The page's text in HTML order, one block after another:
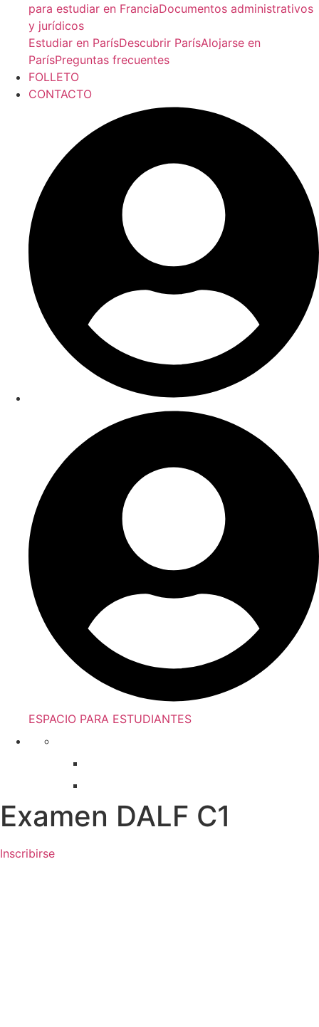
para estudiar en FranciaDocumentos administrativos
y jurídicos
Estudiar en ParísDescubrir ParísAlojarse en
ParísPreguntas frecuentes
FOLLETO
CONTACTO
ESPACIO PARA ESTUDIANTES
Examen DALF C1
Inscribirse